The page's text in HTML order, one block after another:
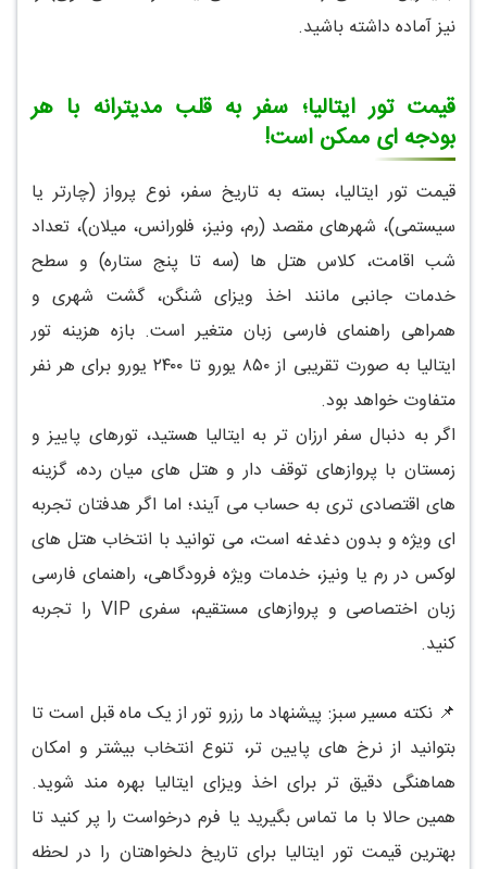
نیز آماده داشته باشید.
قیمت تور ایتالیا؛ سفر به قلب مدیترانه با هر
بودجه ای ممکن است!
قیمت تور ایتالیا، بسته به تاریخ سفر، نوع پرواز (چارتر یا
سیستمی)، شهرهای مقصد (رم، ونیز، فلورانس، میلان)، تعداد
شب اقامت، کلاس هتل ها (سه تا پنج ستاره) و سطح
خدمات جانبی مانند اخذ ویزای شنگن، گشت شهری و
همراهی راهنمای فارسی زبان متغیر است. بازه هزینه تور
ایتالیا به صورت تقریبی از ۸۵۰ یورو تا ۲۴۰۰ یورو برای هر نفر
متفاوت خواهد بود.
اگر به دنبال سفر ارزان تر به ایتالیا هستید، تورهای پاییز و
زمستان با پروازهای توقف دار و هتل های میان رده، گزینه
های اقتصادی تری به حساب می آیند؛ اما اگر هدفتان تجربه
ای ویژه و بدون دغدغه است، می توانید با انتخاب هتل های
لوکس در رم یا ونیز، خدمات ویژه فرودگاهی، راهنمای فارسی
زبان اختصاصی و پروازهای مستقیم، سفری VIP را تجربه
کنید.
📌 نکته مسیر سبز: پیشنهاد ما رزرو تور از یک ماه قبل است تا
بتوانید از نرخ های پایین تر، تنوع انتخاب بیشتر و امکان
هماهنگی دقیق تر برای اخذ ویزای ایتالیا بهره مند شوید.
همین حالا با ما تماس بگیرید یا فرم درخواست را پر کنید تا
بهترین قیمت تور ایتالیا برای تاریخ دلخواهتان را در لحظه